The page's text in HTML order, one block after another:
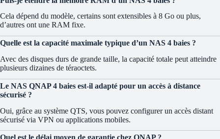
Cela dépend du modèle, certains sont extensibles à 8 Go ou plus,
d’autres ont une RAM fixe.
Quelle est la capacité maximale typique d’un NAS 4 baies ?
Avec des disques durs de grande taille, la capacité totale peut atteindre
plusieurs dizaines de téraoctets.
Le NAS QNAP 4 baies est-il adapté pour un accès à distance
sécurisé ?
Oui, grâce au système QTS, vous pouvez configurer un accès distant
sécurisé via VPN ou applications mobiles.